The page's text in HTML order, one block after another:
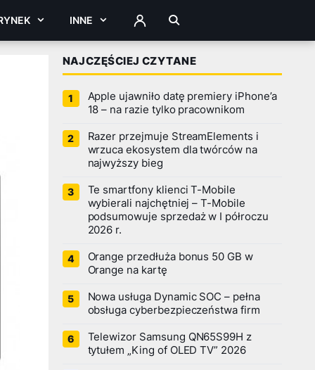
INNE ZALOGUJ
NAJCZĘŚCIEJ CZYTANE
Apple ujawniło datę premiery iPhone’a
18 – na razie tylko pracownikom
Razer przejmuje StreamElements i
wrzuca ekosystem dla twórców na
najwyższy bieg
Te smartfony klienci T-Mobile
wybierali najchętniej – T-Mobile
podsumowuje sprzedaż w I półroczu
2026 r.
Orange przedłuża bonus 50 GB w
Orange na kartę
Nowa usługa Dynamic SOC – pełna
obsługa cyberbezpieczeństwa firm
Telewizor Samsung QN65S99H z
tytułem „King of OLED TV” 2026